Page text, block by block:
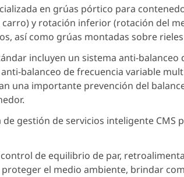
en grúas pórtico para
y rotación inferior (rotación del
así como grúas montadas sobre
incluyen un sistema anti-
balanceo de frecuencia variable
una importante prevención del
de gestión de servicios inteligente
de equilibrio de par,
el medio ambiente, brindar